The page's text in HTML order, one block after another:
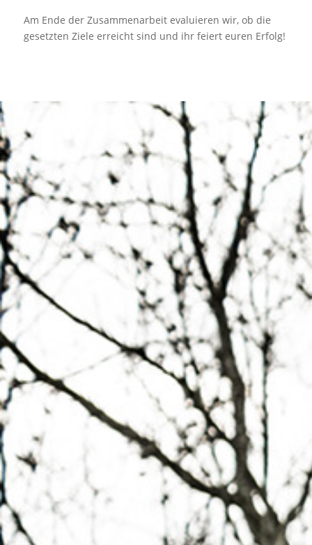
Am Ende der Zusammenarbeit evaluieren wir, ob die
gesetzten Ziele erreicht sind und ihr feiert euren Erfolg!